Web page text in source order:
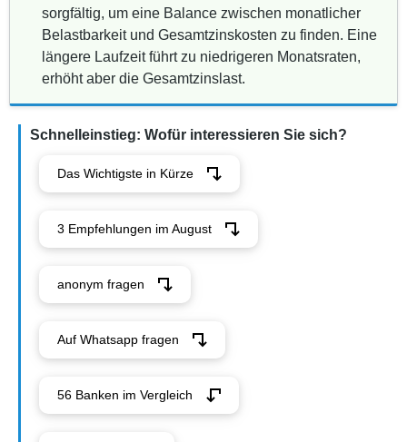
sorgfältig, um eine Balance zwischen monatlicher
Belastbarkeit und Gesamtzinskosten zu finden. Eine
längere Laufzeit führt zu niedrigeren Monatsraten,
erhöht aber die Gesamtzinslast.
Schnelleinstieg: Wofür interessieren Sie sich?
Das Wichtigste in Kürze
3 Empfehlungen im August
anonym fragen
Auf Whatsapp fragen
56 Banken im Vergleich